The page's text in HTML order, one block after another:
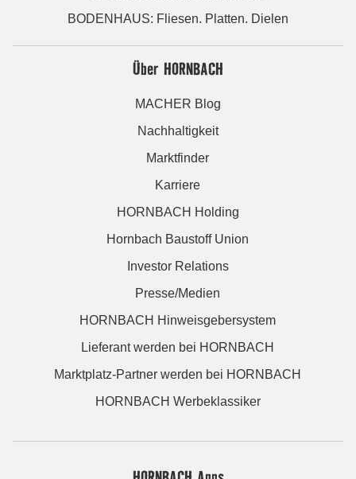
BODENHAUS: Fliesen. Platten. Dielen
Über HORNBACH
MACHER Blog
Nachhaltigkeit
Marktfinder
Karriere
HORNBACH Holding
Hornbach Baustoff Union
Investor Relations
Presse/Medien
HORNBACH Hinweisgebersystem
Lieferant werden bei HORNBACH
Marktplatz-Partner werden bei HORNBACH
HORNBACH Werbeklassiker